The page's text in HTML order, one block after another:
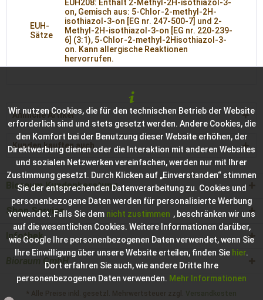
EUH-
Sätze
EUH208: Enthält 2-Methyl-2H-isothiazol-3-
on, Gemisch aus: 5-Chlor-2-methyl-2H-
isothiazol-3-on [EG nr. 247-500-7] und 2-
Methyl-2H-isothiazol-3-on [EG nr. 220-239-
6] (3:1), 5-Chlor-2-methyl-2Hisothiazol-3-
on. Kann allergische Reaktionen
hervorrufen.
Ähnliche Artikel
Kunden kauften auch
Bioraum Kundenberatung
Shop Service
Infothek
Bioraum GmbH
* Alle Preise inkl. gesetzl. Mehrwertsteuer zzgl. Versandkosten
Wir nutzen Cookies, die für den technischen Betrieb der Website
erforderlich sind und stets gesetzt werden. Andere Cookies, die
den Komfort bei der Benutzung dieser Website erhöhen, der
Direktwerbung dienen oder die Interaktion mit anderen Websites
und sozialen Netzwerken vereinfachen, werden nur mit Ihrer
Zustimmung gesetzt. Durch Klicken auf „Einverstanden“ stimmen
Sie der entsprechenden Datenverarbeitung zu. Cookies und
personenbezogene Daten werden für personalisierte Werbung
verwendet. Falls Sie dem nicht zustimmen , beschränken wir uns
auf die wesentlichen Cookies. Weitere Informationen darüber,
wie Google Ihre personenbezogenen Daten verwendet, wenn Sie
Ihre Einwilligung über unsere Website erteilen, finden Sie hier.
Dort erfahren Sie auch, wie andere Dritte Ihre
personenbezogenen Daten verwenden. Mehr Informationen